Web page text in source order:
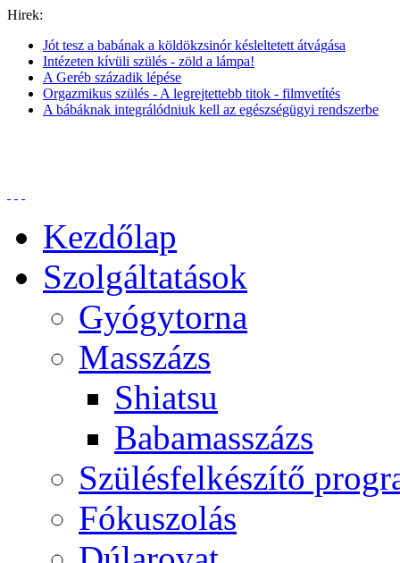
Hirek:
Jót tesz a babának a köldökzsinór késleltetett átvágása
Intézeten kívüli szülés - zöld a lámpa!
A Geréb századik lépése
Orgazmikus szülés - A legrejtettebb titok - filmvetítés
A bábáknak integrálódniuk kell az egészségügyi rendszerbe
Kezdőlap
Szolgáltatások
Gyógytorna
Masszázs
Shiatsu
Babamasszázs
Szülésfelkészítő
Fókuszolás